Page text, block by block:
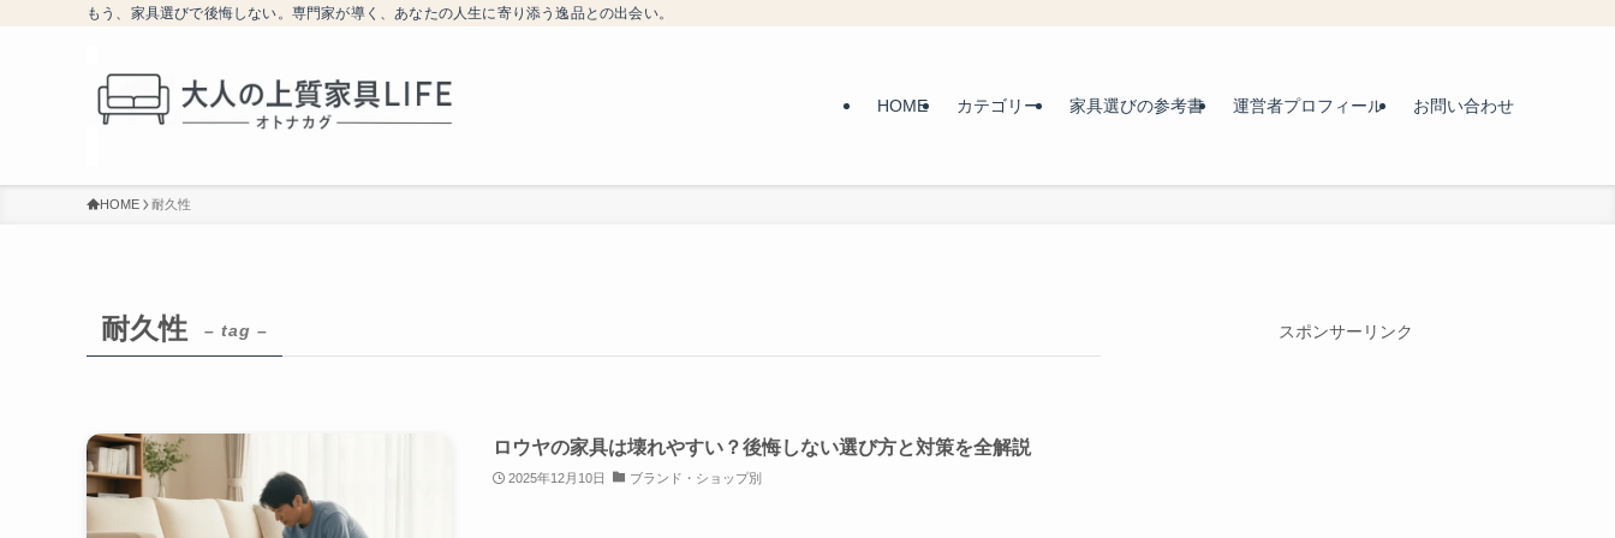
もう、家具選びで後悔しない。専門家が導く、あなたの人生に寄り添う逸品との出会い。
HOME カテゴリー 家具選びの参考書 運営者プロフィール お問い合わせ
HOME 耐久性
耐久性 – tag –
ロウヤの家具は壊れやすい？後悔しない選び方と対策を全解説
2025年12月10日 ブランド・ショップ別
スポンサーリンク